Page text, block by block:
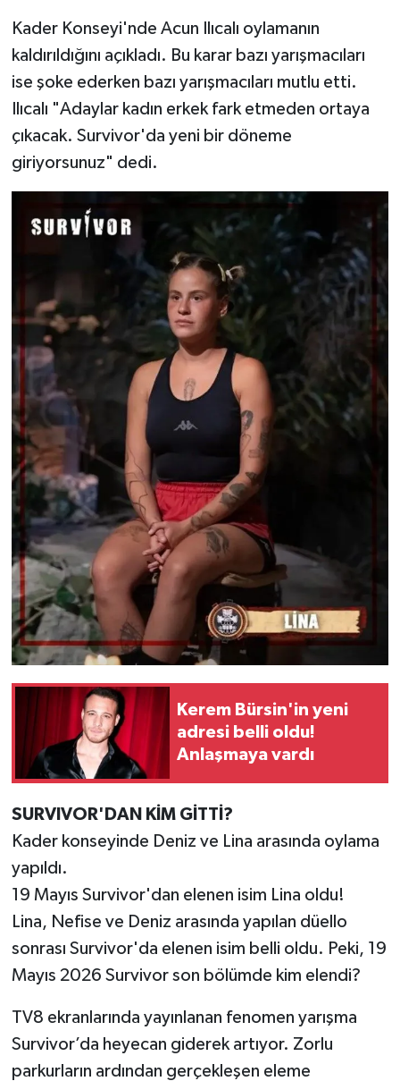
Kader Konseyi'nde Acun Ilıcalı oylamanın
kaldırıldığını açıkladı. Bu karar bazı yarışmacıları
ise şoke ederken bazı yarışmacıları mutlu etti.
Ilıcalı "Adaylar kadın erkek fark etmeden ortaya
çıkacak. Survivor'da yeni bir döneme
giriyorsunuz" dedi.
Kerem Bürsin'in yeni
adresi belli oldu!
Anlaşmaya vardı
SURVIVOR'DAN KİM GİTTİ?
Kader konseyinde Deniz ve Lina arasında oylama
yapıldı.
19 Mayıs Survivor'dan elenen isim Lina oldu!
Lina, Nefise ve Deniz arasında yapılan düello
sonrası Survivor'da elenen isim belli oldu. Peki, 19
Mayıs 2026 Survivor son bölümde kim elendi?
TV8 ekranlarında yayınlanan fenomen yarışma
Survivor’da heyecan giderek artıyor. Zorlu
parkurların ardından gerçekleşen eleme